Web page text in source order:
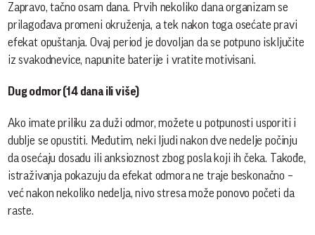
Zapravo, tačno osam dana. Prvih nekoliko dana organizam se
prilagođava promeni okruženja, a tek nakon toga osećate pravi
efekat opuštanja. Ovaj period je dovoljan da se potpuno isključite
iz svakodnevice, napunite baterije i vratite motivisani.
Dug odmor (14 dana ili više)
Ako imate priliku za duži odmor, možete u potpunosti usporiti i
dublje se opustiti. Međutim, neki ljudi nakon dve nedelje počinju
da osećaju dosadu ili anksioznost zbog posla koji ih čeka. Takođe,
istraživanja pokazuju da efekat odmora ne traje beskonačno –
već nakon nekoliko nedelja, nivo stresa može ponovo početi da
raste.